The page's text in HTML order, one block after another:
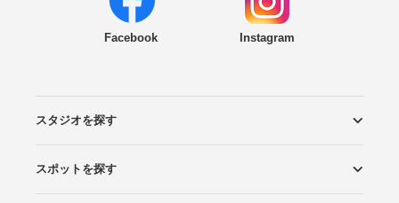
Facebook Instagram
スタジオを探す
エリアから探す
こだわりから探す
NEW PHOTO STYLE
プランから探す
フォトタイプ診断
フォトグラファーから探す
国内リゾートから探す
スポットを探す